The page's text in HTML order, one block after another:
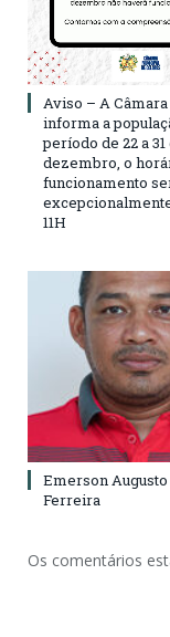
Aviso – A
informa a
período de 22 a 31
dezembro, o
funcionamento
11H
Emerson Augusto
Ferreira
Os comentários